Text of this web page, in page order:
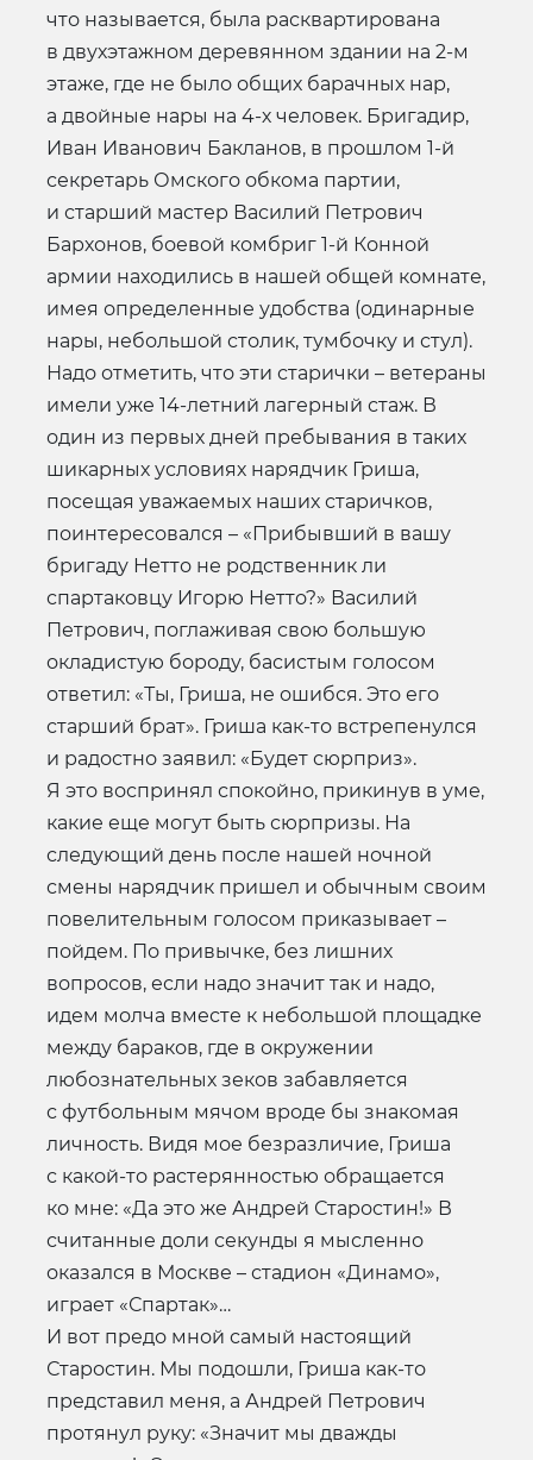
что называется, была расквартирована
в двухэтажном деревянном здании на 2-м
этаже, где не было общих барачных нар,
а двойные нары на 4-х человек. Бригадир,
Иван Иванович Бакланов, в прошлом 1-й
секретарь Омского обкома партии,
и старший мастер Василий Петрович
Бархонов, боевой комбриг 1-й Конной
армии находились в нашей общей комнате,
имея определенные удобства (одинарные
нары, небольшой столик, тумбочку и стул).
Надо отметить, что эти старички – ветераны
имели уже 14-летний лагерный стаж. В
один из первых дней пребывания в таких
шикарных условиях нарядчик Гриша,
посещая уважаемых наших старичков,
поинтересовался – «Прибывший в вашу
бригаду Нетто не родственник ли
спартаковцу Игорю Нетто?» Василий
Петрович, поглаживая свою большую
окладистую бороду, басистым голосом
ответил: «Ты, Гриша, не ошибся. Это его
старший брат». Гриша как-то встрепенулся
и радостно заявил: «Будет сюрприз».
Я это воспринял спокойно, прикинув в уме,
какие еще могут быть сюрпризы. На
следующий день после нашей ночной
смены нарядчик пришел и обычным своим
повелительным голосом приказывает –
пойдем. По привычке, без лишних
вопросов, если надо значит так и надо,
идем молча вместе к небольшой площадке
между бараков, где в окружении
любознательных зеков забавляется
с футбольным мячом вроде бы знакомая
личность. Видя мое безразличие, Гриша
с какой-то растерянностью обращается
ко мне: «Да это же Андрей Старостин!» В
считанные доли секунды я мысленно
оказался в Москве – стадион «Динамо»,
играет «Спартак»…
И вот предо мной самый настоящий
Старостин. Мы подошли, Гриша как-то
представил меня, а Андрей Петрович
протянул руку: «Значит мы дважды